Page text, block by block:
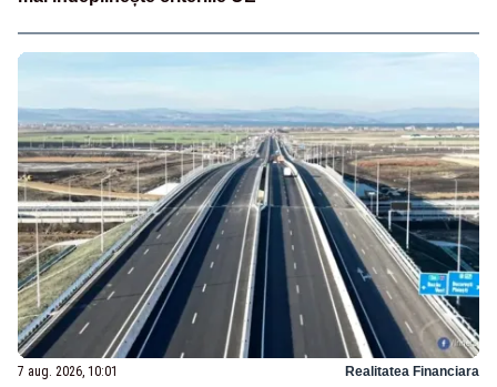
7 aug. 2026, 10:01 Realitatea Financiara